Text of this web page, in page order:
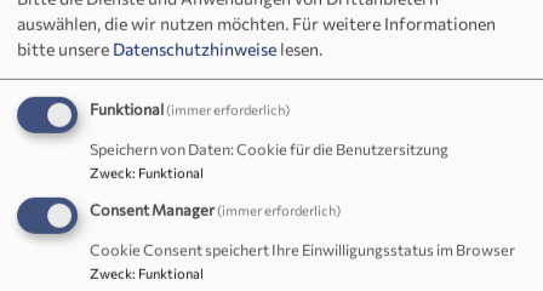
"Du bist frei" – Predigt von Regionalbischof Thomas Prieto
Peral zu Matthäus 8, 5-13 „Der Hauptmann von
"Glaube und Demokratie" – Predigt von Regionalbischof
Thomas Prieto Peral zu Jeremia 29, 5-7
"Zuversicht" – Rede von Regionalbischof Thomas Prieto
zum Thema "Zuversicht"
"Vertrauen" – Dekalogpredigt von Prof. Dr. Martin Arneth
zu Mose 20, 1-17, Die Zehn Gebote, Predigttext und
auswählen, die wir nutzen möchten. Für weitere Informationen
bitte unsere Datenschutzhinweise lesen.
Funktional(immer erforderlich)
Speichern von Daten: Cookie für die Benutzersitzung
Zweck: Funktional
Consent Manager(immer erforderlich)
Cookie Consent speichert Ihre Einwilligungsstatus im Browser
Zweck: Funktional